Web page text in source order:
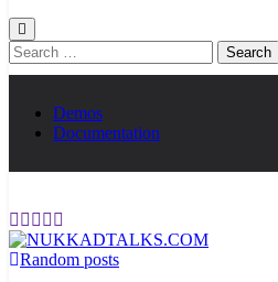
Search
for:
Demos
Documentation
Random posts